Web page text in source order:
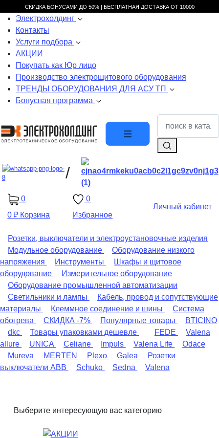
СКИДКА БОНУСАМИ ДО 50% | БЕСПЛАТНАЯ ДОСТАВКА ОТ 10000
Электрохолдинг
Контакты
Услуги подбора
АКЦИИ
Покупать как Юр лицо
Производство электрощитового оборудования
ТРЕНДЫ ОБОРУДОВАНИЯ ДЛЯ АСУ ТП
Бонусная программа
/
0
0 ₽ Корзина
Личный кабинет
0
Избранное
Розетки, выключатели и электроустановочные изделия
Модульное оборудование
Оборудование низкого
напряжения
Инструменты
Шкафы и щитовое
оборудование
Измерительное оборудование
Оборудование промышленной автоматизации
Светильники и лампы
Кабель, провод и сопутствующие
материалы
Клеммное соединение и шины
Система
обогрева
СКИДКА -7% Популярные товары
BTICINO
dkc
Товары упаковками дешевле FEDE
Valena
allure
UNICA Celiane Impuls Valena Life
Odace
Mureva
MERTEN Plexo Galea
Розетки
выключатели ABB
Schuko Sedna Valena
Выберите интересующую вас категорию